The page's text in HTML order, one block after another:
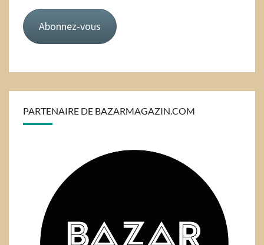
mail
Abonnez-vous
PARTENAIRE DE BAZARMAGAZIN.COM